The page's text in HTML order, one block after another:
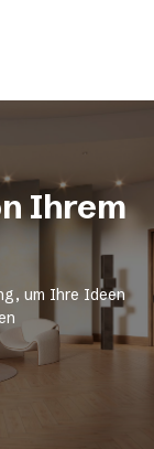
Ihrem
um Ihre Ideen